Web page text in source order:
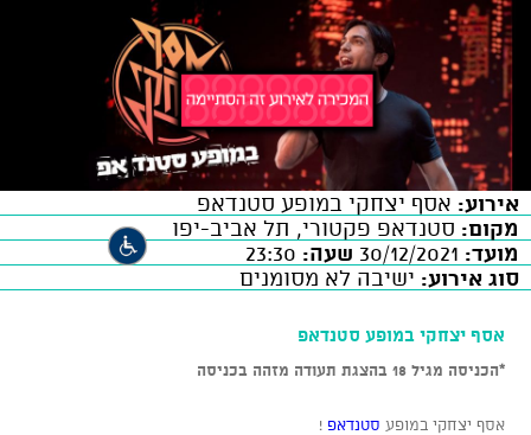
אירוע: אסף יצחקי במופע סטנדאפ
מקום: סטנדאפ פקטורי, תל אביב-יפו
מועד:
שעה:
סוג אירוע: ישיבה לא מסומנים
אסף יצחקי במופע סטנדאפ
*הכניסה מגיל 18 בהצגת תעודה מזהה בכניסה
אסף יצחקי במופע סטנדאפ !